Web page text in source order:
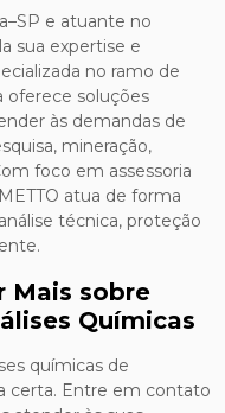
e atuante no
sua expertise e
no ramo de
oferece soluções
às demandas de
mineração,
foco em assessoria
atua de forma
técnica, proteção
Mais sobre
Químicas
químicas de
certa. Entre em contato